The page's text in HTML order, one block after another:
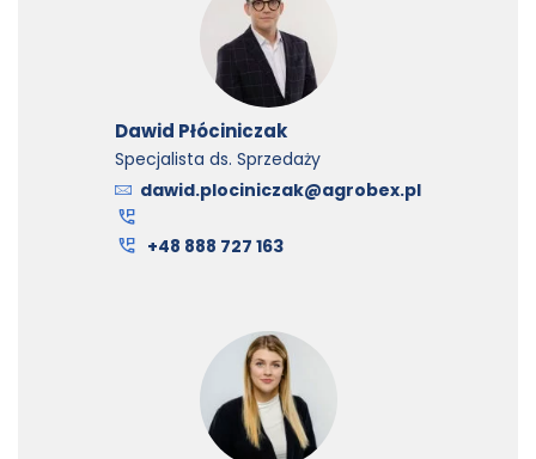
Dawid Płóciniczak
Specjalista ds. Sprzedaży
dawid.plociniczak@agrobex.pl
+48 888 727 163